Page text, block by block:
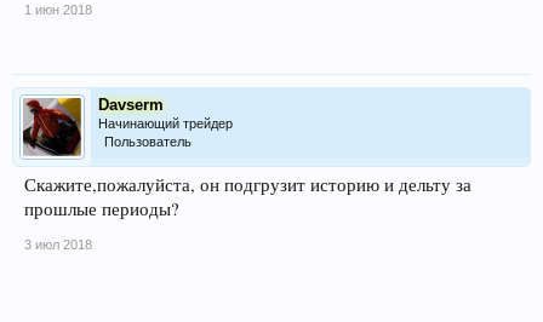
1 июн 2018
Davserm
Начинающий трейдер
Пользователь
Скажите,пожалуйста, он подгрузит историю и дельту за
прошлые периоды?
3 июл 2018